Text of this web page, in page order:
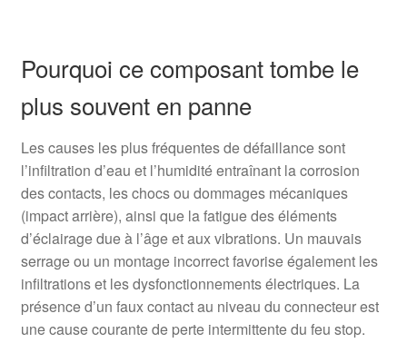
Pourquoi ce composant tombe le
plus souvent en panne
Les causes les plus fréquentes de défaillance sont
l’infiltration d’eau et l’humidité entraînant la corrosion
des contacts, les chocs ou dommages mécaniques
(impact arrière), ainsi que la fatigue des éléments
d’éclairage due à l’âge et aux vibrations. Un mauvais
serrage ou un montage incorrect favorise également les
infiltrations et les dysfonctionnements électriques. La
présence d’un faux contact au niveau du connecteur est
une cause courante de perte intermittente du feu stop.